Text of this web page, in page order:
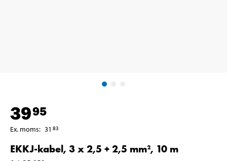
3995
Ex. moms: 31 83
EKKJ-kabel, 3 x 2,5 + 2,5 mm², 10 m